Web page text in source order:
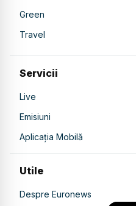
Green
Travel
Servicii
Live
Emisiuni
Aplicația Mobilă
Utile
Despre Euronews